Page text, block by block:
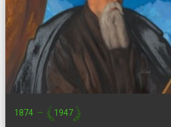
1874 — 1947